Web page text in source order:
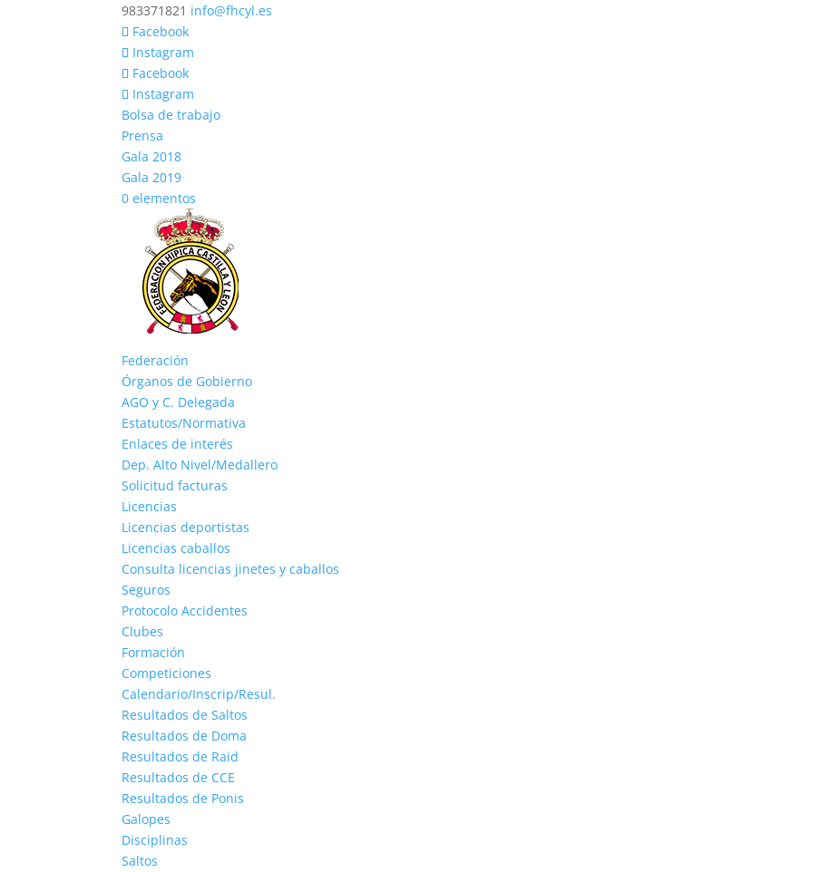
983371821 info@fhcyl.es
Facebook
Instagram
Facebook
Instagram
Bolsa de trabajo
Prensa
Gala 2018
Gala 2019
0 elementos
Federación
Órganos de Gobierno
AGO y C. Delegada
Estatutos/Normativa
Enlaces de interés
Dep. Alto Nivel/Medallero
Solicitud facturas
Licencias
Licencias deportistas
Licencias caballos
Consulta licencias jinetes y caballos
Seguros
Protocolo Accidentes
Clubes
Formación
Competiciones
Calendario/Inscrip/Resul.
Resultados de Saltos
Resultados de Doma
Resultados de Raid
Resultados de CCE
Resultados de Ponis
Galopes
Disciplinas
Saltos